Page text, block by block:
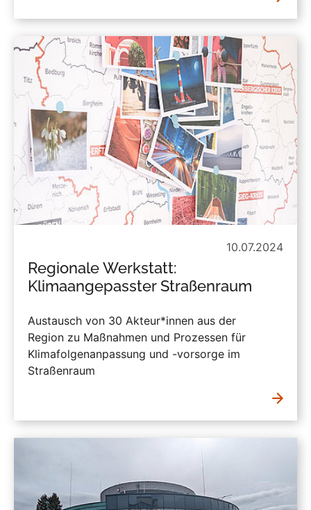
10.07.2024
Regionale Werkstatt:
Klimaangepasster Straßenraum
Austausch von 30 Akteur*innen aus der
Region zu Maßnahmen und Prozessen für
Klimafolgenanpassung und -vorsorge im
Straßenraum